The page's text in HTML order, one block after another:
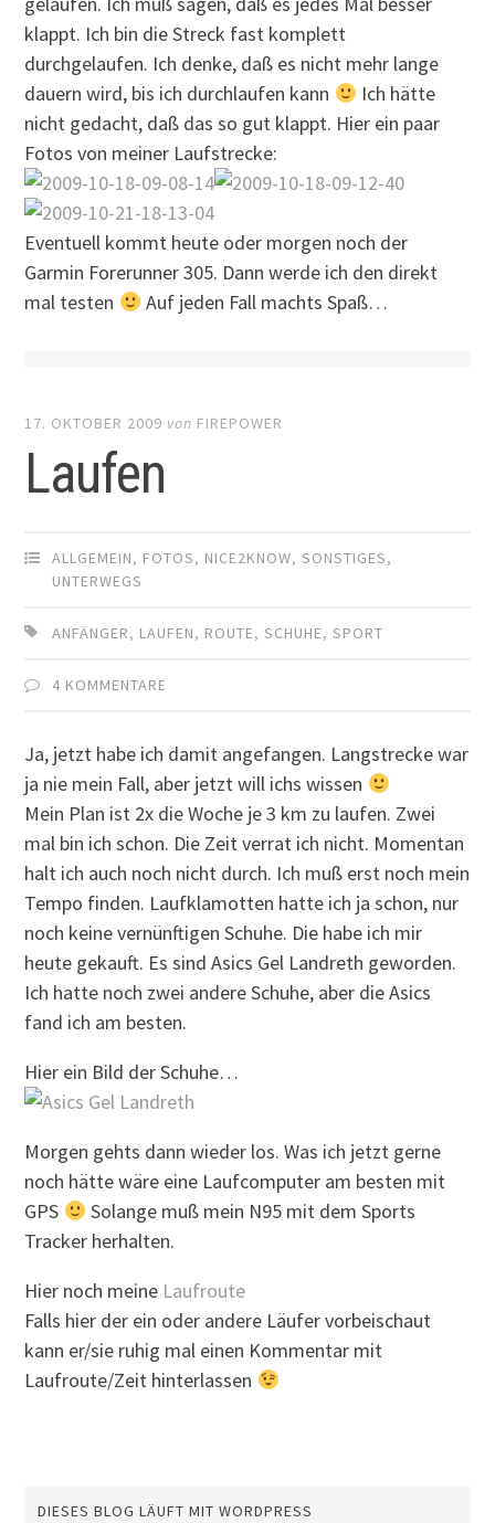
klappt. Ich bin die Streck fast komplett
durchgelaufen. Ich denke, daß es nicht mehr lange
dauern wird, bis ich durchlaufen kann
Ich hätte
nicht gedacht, daß das so gut klappt. Hier ein paar
Fotos von meiner Laufstrecke:
Eventuell kommt heute oder morgen noch der
Garmin Forerunner 305. Dann werde ich den direkt
mal testen
Auf jeden Fall machts Spaß…
17. OKTOBER 2009 von FIREPOWER
Laufen
ALLGEMEIN, FOTOS, NICE2KNOW,SONSTIGES,
UNTERWEGS
ANFÄNGER, LAUFEN, ROUTE,SCHUHE,SPORT
4 KOMMENTARE
Ja, jetzt habe ich damit angefangen. Langstrecke war
ja nie mein Fall, aber jetzt will ichs wissen
Mein Plan ist 2x die Woche je 3 km zu laufen. Zwei
mal bin ich schon. Die Zeit verrat ich nicht. Momentan
halt ich auch noch nicht durch. Ich muß erst noch mein
Tempo finden. Laufklamotten hatte ich ja schon, nur
noch keine vernünftigen Schuhe. Die habe ich mir
heute gekauft. Es sind Asics Gel Landreth geworden.
Ich hatte noch zwei andere Schuhe, aber die Asics
fand ich am besten.
Hier ein Bild der Schuhe…
Morgen gehts dann wieder los. Was ich jetzt gerne
noch hätte wäre eine Laufcomputer am besten mit
GPS
Solange muß mein N95 mit dem Sports
Tracker herhalten.
Hier noch meine Laufroute
Falls hier der ein oder andere Läufer vorbeischaut
kann er/sie ruhig mal einen Kommentar mit
Laufroute/Zeit hinterlassen
DIESES BLOG LÄUFT MIT WORDPRESS